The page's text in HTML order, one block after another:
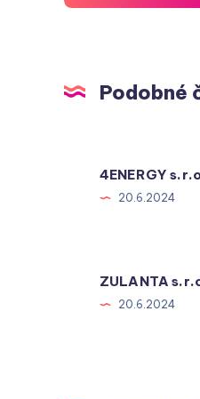
Podobné
4ENERGY
20.6.2024
ZULANTA
20.6.2024